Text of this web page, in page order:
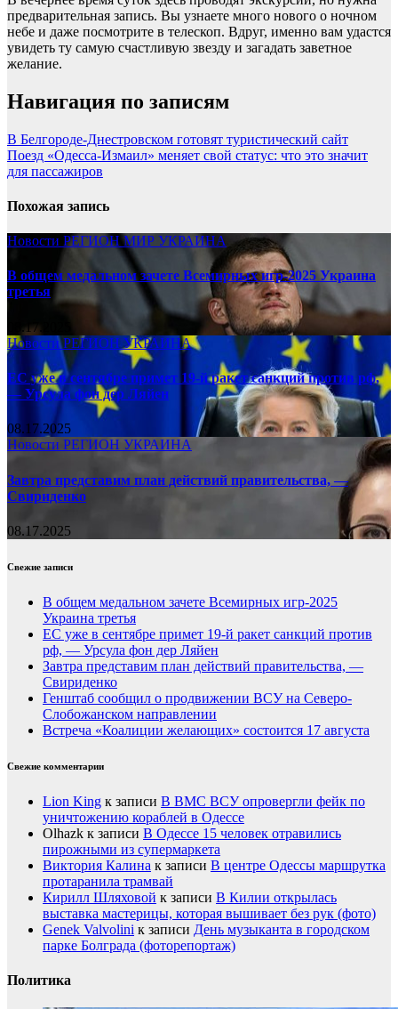
предварительная запись. Вы узнаете много нового о ночном
небе и даже посмотрите в телескоп. Вдруг, именно вам удастся
увидеть ту самую счастливую звезду и загадать заветное
желание.
Навигация по записям
В Белгороде-Днестровском готовят туристический сайт
Поезд «Одесса-Измаил» меняет свой статус: что это значит
для пассажиров
Похожая запись
Новости РЕГИОНМИР УКРАИНА
В общем медальном зачете Всемирных игр-2025 Украина
третья
08.17.2025
НовостиРЕГИОНУКРАИНА
ЕС уже в сентябре примет 19-й ракет санкций против рф,
— Урсула фон дер Ляйен
08.17.2025
Новости РЕГИОН УКРАИНА
Завтра представим план действий правительства, —
Свириденко
08.17.2025
Свежие записи
В общем медальном зачете Всемирных игр-2025
Украина третья
ЕС уже в сентябре примет 19-й ракет санкций против
рф, — Урсула фон дер Ляйен
Завтра представим план действий правительства, —
Свириденко
Генштаб сообщил о продвижении ВСУ на Северо-
Слобожанском направлении
Встреча «Коалиции желающих» состоится 17 августа
Свежие комментарии
Lion King к записи В ВМС ВСУ опровергли фейк по
уничтожению кораблей в Одессе
Olhazk к записи В Одессе 15 человек отравились
пирожными из супермаркета
Виктория Калина к записи В центре Одессы маршрутка
протаранила трамвай
Кирилл Шляховой к записи В Килии открылась
выставка мастерицы, которая вышивает без рук (фото)
Genek Valvolini к записи День музыканта в городском
парке Болграда (фоторепортаж)
Политика